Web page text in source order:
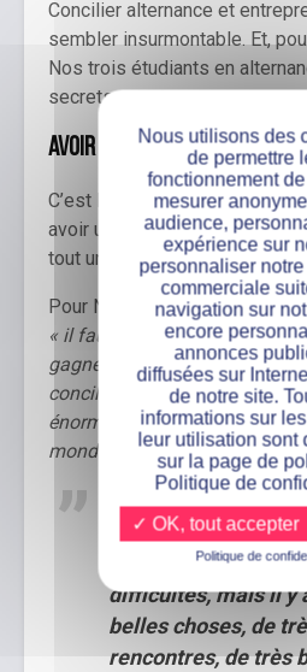
Concilier alternance et
sembler insurmontable. Et,
Nos trois étudiants en
secrets.
Avoir l’envie d’entreprendre
C’est la base nous direz-
avoir un projet et avoir envie
tout un monde.
Pour Noémie, si toutes les
« il faut se lancer. Il n’y a rien
gagner. C’est une super
concilier alternance et
énormément de choses sur la
monde qu’on ne connaît pas.
C’est facile, en
reçues sur
n’est pas tout
difficultés, mais il y
belles choses, de
rencontres, de très
Nous utilisons des
de permettre
fonctionnement
mesurer
audience,
expérience sur
personnaliser
commerciale
navigation sur
encore
annonces
diffusées sur
de notre site.
informations sur
leur utilisation sont
sur la page de
Politique de
✓ OK, tout accepter
Politique de